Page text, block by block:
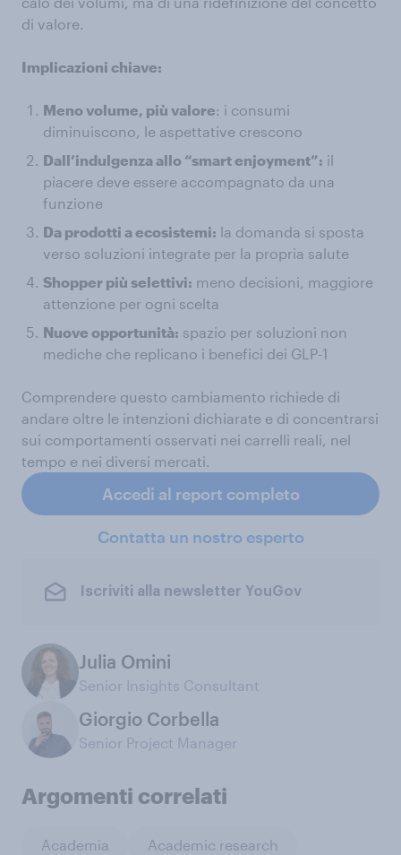
di valore.
Implicazioni chiave:
Meno volume, più valore: i consumi
diminuiscono, le aspettative crescono
Dall’indulgenza allo “smart enjoyment”: il
piacere deve essere accompagnato da una
funzione
Da prodotti a ecosistemi: la domanda si sposta
verso soluzioni integrate per la propria salute
Shopper più selettivi: meno decisioni, maggiore
attenzione per ogni scelta
Nuove opportunità: spazio per soluzioni non
mediche che replicano i benefici dei GLP-1
Comprendere questo cambiamento richiede di
andare oltre le intenzioni dichiarate e di concentrarsi
sui comportamenti osservati nei carrelli reali, nel
tempo e nei diversi mercati.
Accedi al report completo
Contatta un nostro esperto
Iscriviti alla newsletter YouGov
Julia Omini
Senior Insights Consultant
Giorgio Corbella
Senior Project Manager
Argomenti correlati
Academia Academic research